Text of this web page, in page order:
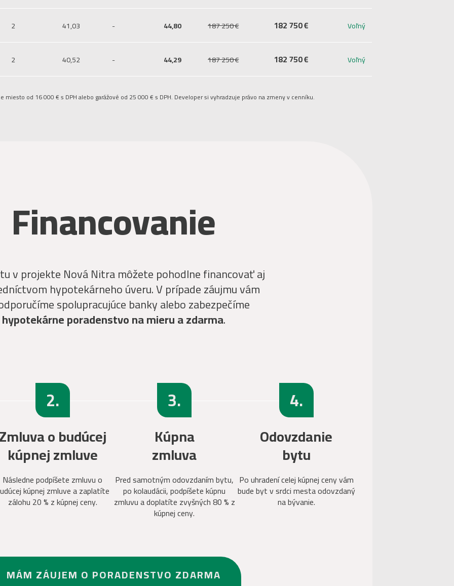
2 41,03 - 44,80 187 250 € 182 750 € Voľný
2 40,52 - 44,29 187 250 € 182 750 € Voľný
od 16 000 € s DPH alebo garážové od 25 000 € s DPH. Developer si vyhradzuje právo na zmeny v cenníku.
Financovanie
v projekte Nová Nitra môžete pohodlne financovať aj
hypotekárneho úveru. V prípade záujmu vám
spolupracujúce banky alebo zabezpečíme
hypotekárne poradenstvo na mieru a zdarma.
2.
o budúcej
kúpnej zmluve
Následne podpíšete zmluvu o
kúpnej zmluve a zaplatíte
zálohu 20 % z kúpnej ceny.
3.
Kúpna
zmluva
Pred samotným odovzdaním bytu,
po kolaudácii, podpíšete kúpnu
zmluvu a doplatíte zvyšných 80 % z
kúpnej ceny.
4.
Odovzdanie
bytu
Po uhradení celej kúpnej ceny vám
bude byt v srdci mesta odovzdaný
na bývanie.
MÁM ZÁUJEM O PORADENSTVO ZDARMA